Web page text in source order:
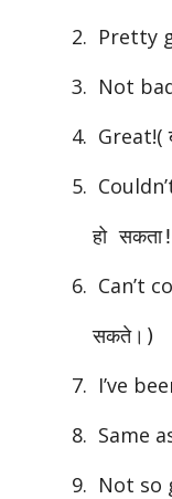
Pretty
Not
Great!(
हो
Can’t
सकते।)
I’ve
Same
Not so